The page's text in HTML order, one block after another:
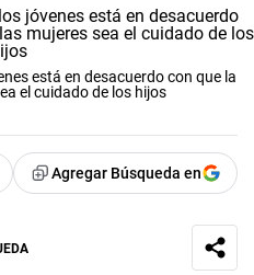
está en desacuerdo con que la
el cuidado de los hijos
Agregar Búsqueda en